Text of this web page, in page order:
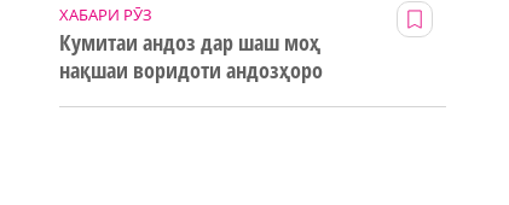
ХАБАРИ РӮЗ
Кумитаи андоз дар шаш моҳ
нақшаи воридоти андозҳоро